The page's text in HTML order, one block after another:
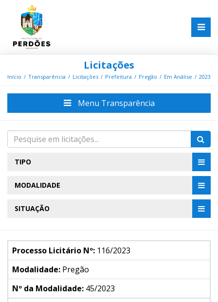
Licitações
Início Transparência Licitações Prefeitura Pregão Em Análise 2023
Menu Transparência
TIPO
MODALIDADE
SITUAÇÃO
Processo Licitário Nº: 116/2023
Modalidade: Pregão
Nº da Modalidade: 45/2023